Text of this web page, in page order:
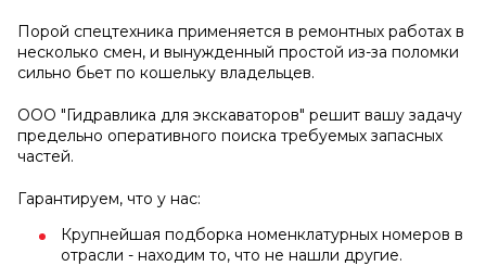
Порой спецтехника применяется в ремонтных работах в
несколько смен, и вынужденный простой из-за поломки
сильно бьет по кошельку владельцев.
ООО "Гидравлика для экскаваторов" решит вашу задачу
предельно оперативного поиска требуемых запасных
частей.
Гарантируем, что у нас:
Крупнейшая подборка номенклатурных номеров в
отрасли - находим то, что не нашли другие.